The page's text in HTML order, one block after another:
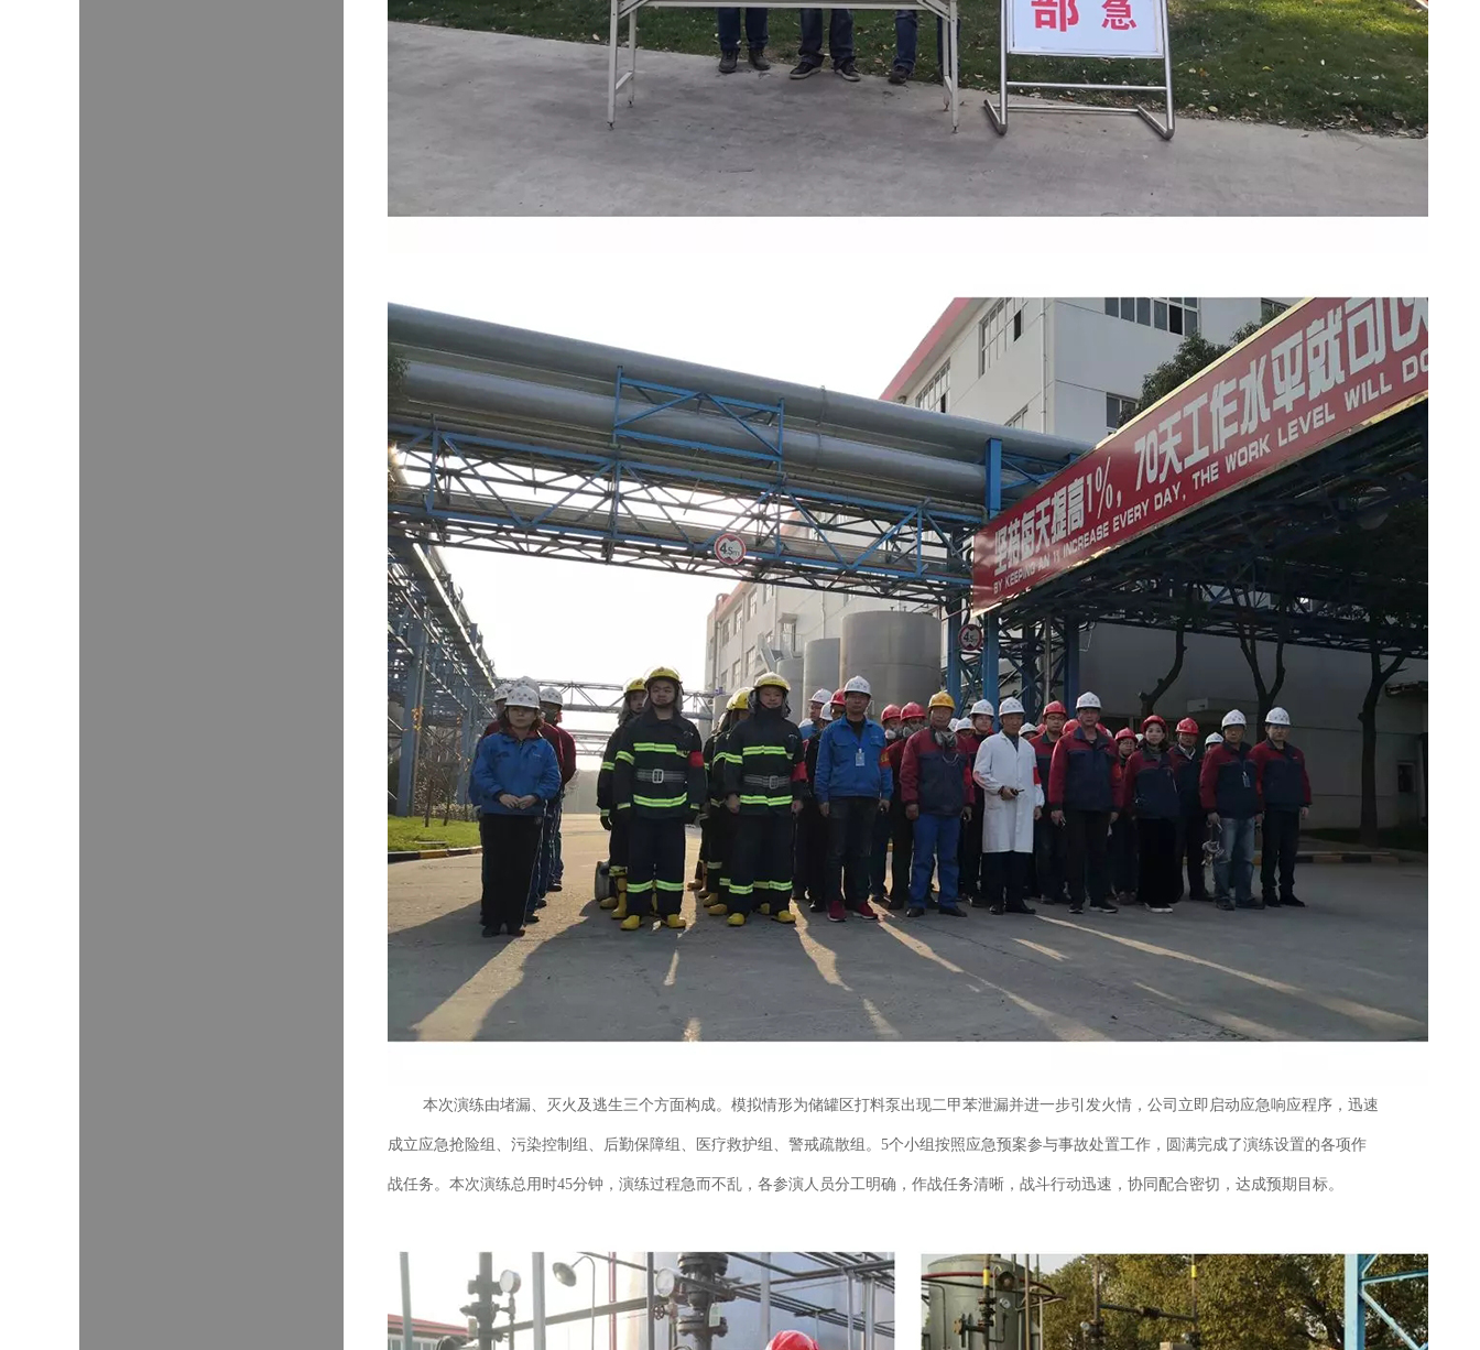
本次演练由堵漏、灭火及逃生三个方面构成。模拟情形为储罐区打料泵出现二甲苯泄漏并进一步引发火情，公司立即启动应急响应程序，迅速
成立应急抢险组、污染控制组、后勤保障组、医疗救护组、警戒疏散组。5个小组按照应急预案参与事故处置工作，圆满完成了演练设置的各项作
战任务。本次演练总用时45分钟，演练过程急而不乱，各参演人员分工明确，作战任务清晰，战斗行动迅速，协同配合密切，达成预期目标。